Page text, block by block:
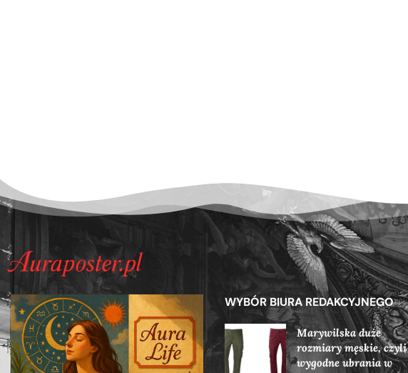
WYBÓR BIURA REDAKCYJNEGO
Marywilska duże
rozmiary męskie, czyli
wygodne ubrania w